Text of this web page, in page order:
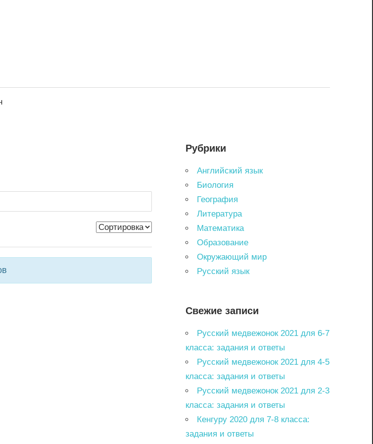
Рубрики
Английский язык
Биология
География
Литература
Математика
Образование
Окружающий мир
Русский язык
Свежие записи
Русский медвежонок 2021 для 6-7
класса: задания и ответы
Русский медвежонок 2021 для 4-5
класса: задания и ответы
Русский медвежонок 2021 для 2-3
класса: задания и ответы
Кенгуру 2020 для 7-8 класса:
задания и ответы